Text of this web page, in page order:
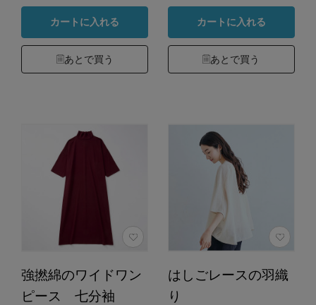
カートに入れる
あとで買う
カートに入れる
あとで買う
強撚綿のワイドワン
ピース 七分袖
はしごレースの羽織
り